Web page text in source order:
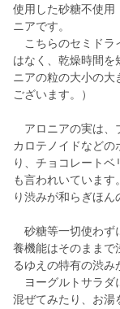
使用した砂糖不使用
ニアです。
こちらのセミドラ
はなく、乾燥時間を
ニアの粒の大小の
ございます。）
アロニアの実は、
カロテノイドなどの
り、チョコレート
も言われいています
り渋みが和らぎほん
砂糖等一切使わず
養機能はそのままで
るゆえの特有の渋み
ヨーグルトサラダ
混ぜてみたり、お湯